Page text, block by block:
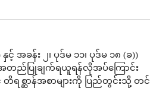
အခန်း ၂၊ ပုဒ်မ ၁၁၊ ပုဒ်မ ၁၈ (ခ))
ည်ပြုချက်ရယူရန်လိုအပ်ကြောင်း
တိရစ္ဆာန်အစာများကို ပြည်တွင်းသို့ တင်